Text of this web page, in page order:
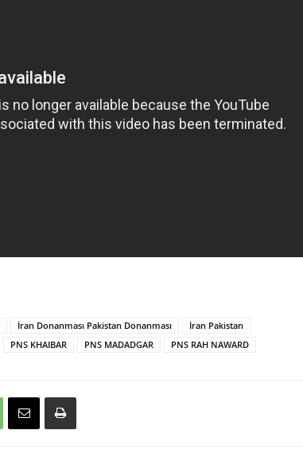
İran Donanması Pakistan Donanması
İran Pakistan
PNS KHAIBAR PNS MADADGAR PNS RAH NAWARD